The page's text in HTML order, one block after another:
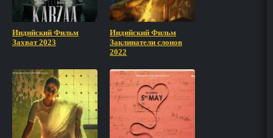
Индийский Фильм
Захват 2023
Индийский Фильм
Заклинатели слонов
2022